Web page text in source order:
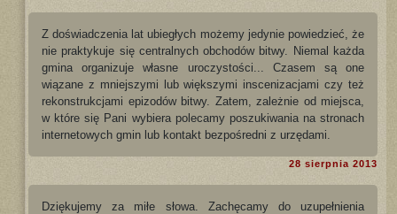
Z doświadczenia lat ubiegłych możemy jedynie powiedzieć, że
nie praktykuje się centralnych obchodów bitwy. Niemal każda
gmina organizuje własne uroczystości... Czasem są one
wiązane z mniejszymi lub większymi inscenizacjami czy też
rekonstrukcjami epizodów bitwy. Zatem, zależnie od miejsca,
w które się Pani wybiera polecamy poszukiwania na stronach
internetowych gmin lub kontakt bezpośredni z urzędami.
28 sierpnia 2013
Dziękujemy za miłe słowa. Zachęcamy do uzupełnienia